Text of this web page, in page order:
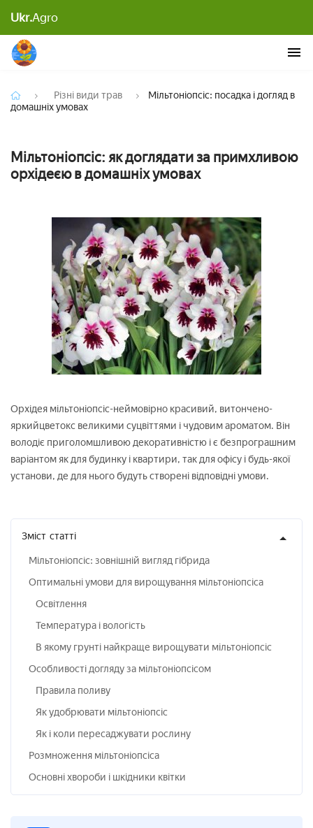
Ukr.AgroМільтоніопсіс: посадка і догляд в домашніх умовах
Різні види трав
Мільтоніопсіс: посадка і догляд в
домашніх умовах
Мільтоніопсіс: як доглядати за примхливою
орхідеєю в домашніх умовах
Орхідея мільтоніопсіс-неймовірно красивий, витончено-
яркийцветокс великими суцвіттями і чудовим ароматом. Він
володіє приголомшливою декоративністю і є безпрограшним
варіантом як для будинку і квартири, так для офісу і будь-якої
установи, де для нього будуть створені відповідні умови.
Зміст статті
Мільтоніопсіс: зовнішній вигляд гібрида
Оптимальні умови для вирощування мільтоніопсіса
Освітлення
Температура і вологість
В якому грунті найкраще вирощувати мільтоніопсіс
Особливості догляду за мільтоніопсісом
Правила поливу
Як удобрювати мільтоніопсіс
Як і коли пересаджувати рослину
Розмноження мільтоніопсіса
Основні хвороби і шкідники квітки